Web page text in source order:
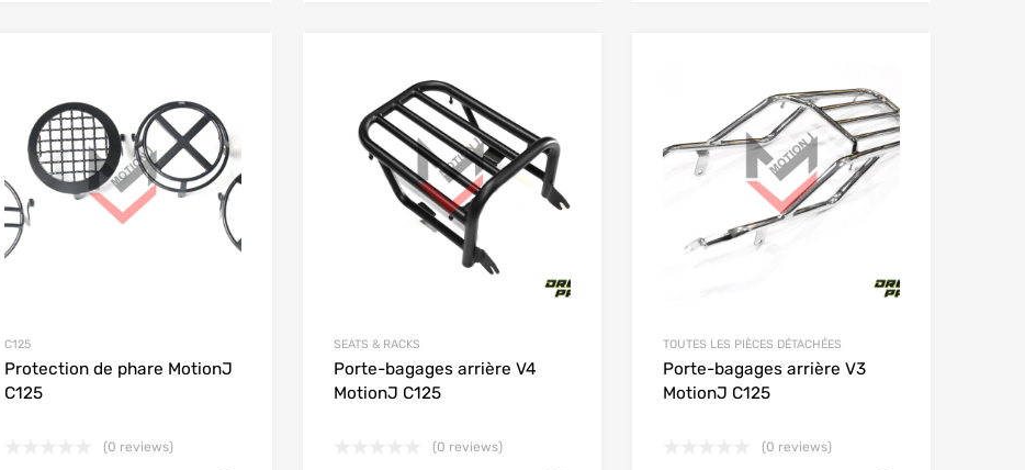
C125
Protection de phare MotionJ
C125
(0 reviews)
SEATS & RACKS
Porte-bagages arrière V4
MotionJ C125
(0 reviews)
TOUTES LES PIÈCES DÉTACHÉES
Porte-bagages arrière V3
MotionJ C125
(0 reviews)